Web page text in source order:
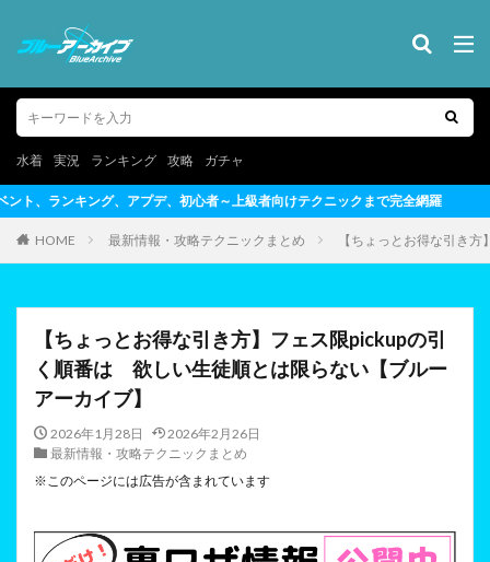
水着 実況 ランキング 攻略 ガチャ
級者向けテクニックまで完全網羅
HOME 最新情報・攻略テクニックまとめ 【ちょっとお得な引き
【ちょっとお得な引き方】フェス限pickupの引
く順番は 欲しい生徒順とは限らない【ブルー
アーカイブ】
2026年1月28日
2026年2月26日
最新情報・攻略テクニックまとめ
※このページには広告が含まれています